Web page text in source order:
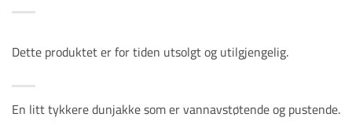
Dette produktet er for tiden utsolgt og utilgjengelig.
En litt tykkere dunjakke som er vannavstøtende og pustende.